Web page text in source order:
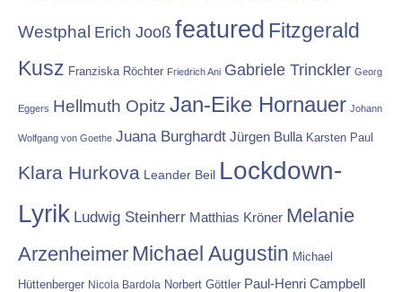
Westphal Erich Jooß featured Fitzgerald
Kusz Franziska Röchter Friedrich Ani Gabriele Trinckler Georg
Eggers Hellmuth Opitz Jan-Eike Hornauer Johann
Wolfgang von Goethe Juana Burghardt Jürgen Bulla Karsten Paul
Klara Hurkova Leander Beil Lockdown-
Lyrik Ludwig Steinherr Matthias Kröner Melanie
Arzenheimer Michael Augustin Michael
Hüttenberger Nicola Bardola Norbert Göttler Paul-Henri Campbell